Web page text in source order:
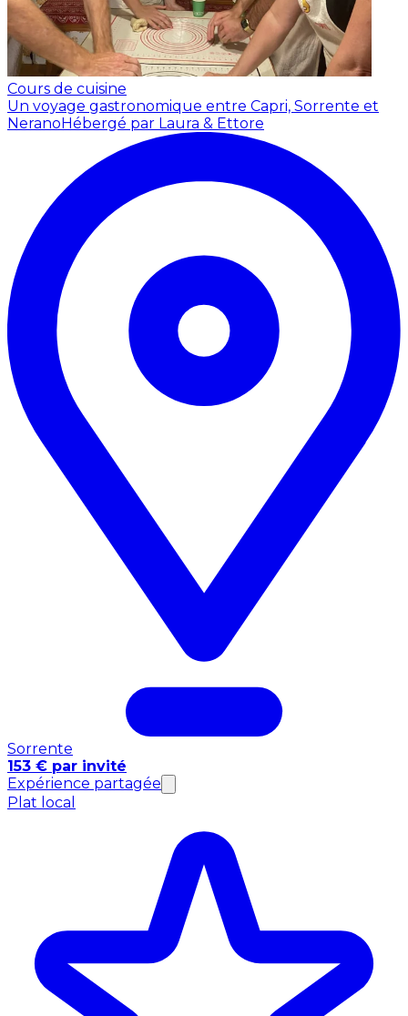
Cours de cuisine
Un voyage gastronomique entre Capri, Sorrente et
Nerano Hébergé par Laura & Ettore
Sorrente
153 € par invité
Expérience partagée
Plat local